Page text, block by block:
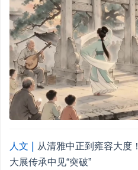
人文
从清雅中正到雍容大度
大展传承中见“突破”